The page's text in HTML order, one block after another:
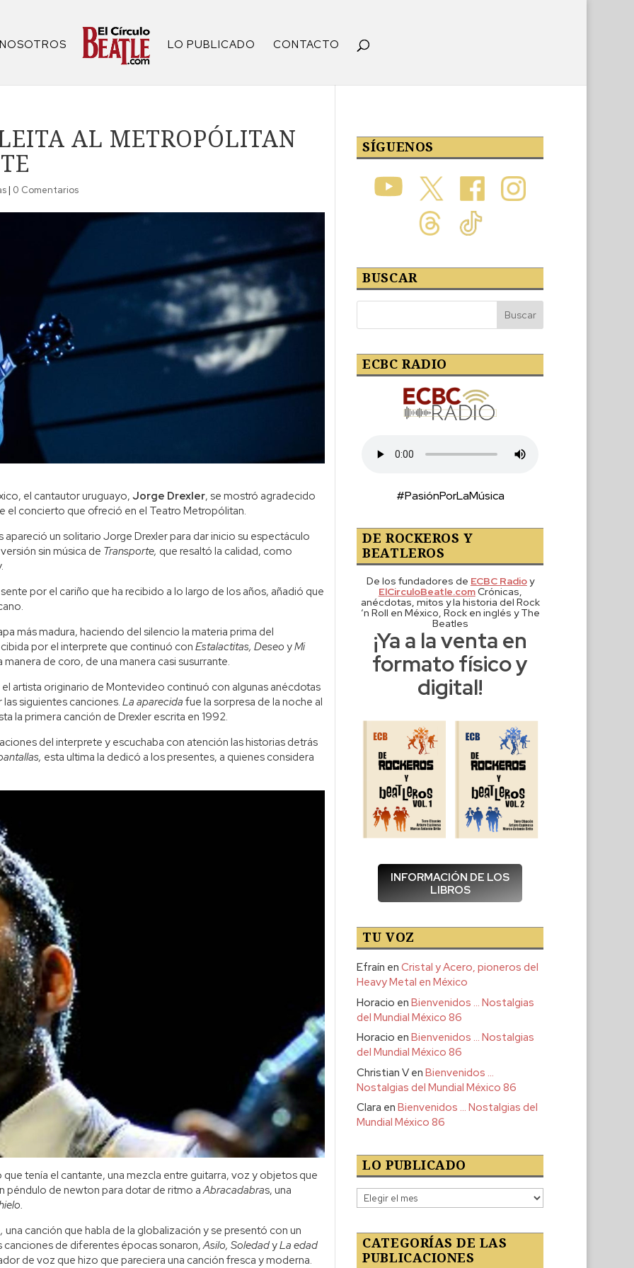
NOSOTROS LO PUBLICADO CONTACTO
AL METROPÓLITAN
| 0 Comentarios
el cantautor uruguayo, Jorge Drexler, se mostró agradecido
el concierto que ofreció en el Teatro Metropólitan.
un solitario Jorge Drexler para dar inicio su espectáculo
sin música de Transporte, que resaltó la calidad, como
por el cariño que ha recibido a lo largo de los años, añadió que
más madura, haciendo del silencio la materia prima del
por el interprete que continuó con Estalactitas, Deseo yMi
de coro, de una manera casi susurrante.
artista originario de Montevideo continuó con algunas anécdotas
siguientes canciones. La aparecida fue la sorpresa de la noche al
la primera canción de Drexler escrita en 1992.
del interprete y escuchaba con atención las historias detrás
esta ultima la dedicó a los presentes, a quienes considera
tenía el cantante, una mezcla entre guitarra, voz y objetos que
péndulo de newton para dotar de ritmo aAbracadabras, una
una canción que habla de la globalización y se presentó con un
de diferentes épocas sonaron,Asilo, SoledadyLa edad
de voz que hizo que pareciera una canción fresca y moderna.
SÍGUENOS
BUSCAR
ECBC RADIO
#PasiónPorLaMúsica
DE ROCKEROS Y
BEATLEROS
De los fundadores de ECBC Radioy
ElCirculoBeatle.comCrónicas,
anécdotas, mitos y la historia del Rock
‘n Roll en México, Rock en inglés y The
Beatles
¡Ya a la venta en
formato físico y
digital!
INFORMACIÓN DE LOS
LIBROS
TU VOZ
Efraín enCristal y Acero, pioneros del
Heavy Metal en México
Horacio enBienvenidos … Nostalgias
del Mundial México 86
Horacio enBienvenidos … Nostalgias
del Mundial México 86
Christian VenBienvenidos …
Nostalgias del Mundial México 86
Clara enBienvenidos … Nostalgias del
Mundial México 86
LO PUBLICADO
Lo
publicado
CATEGORÍAS DE LAS
PUBLICACIONES